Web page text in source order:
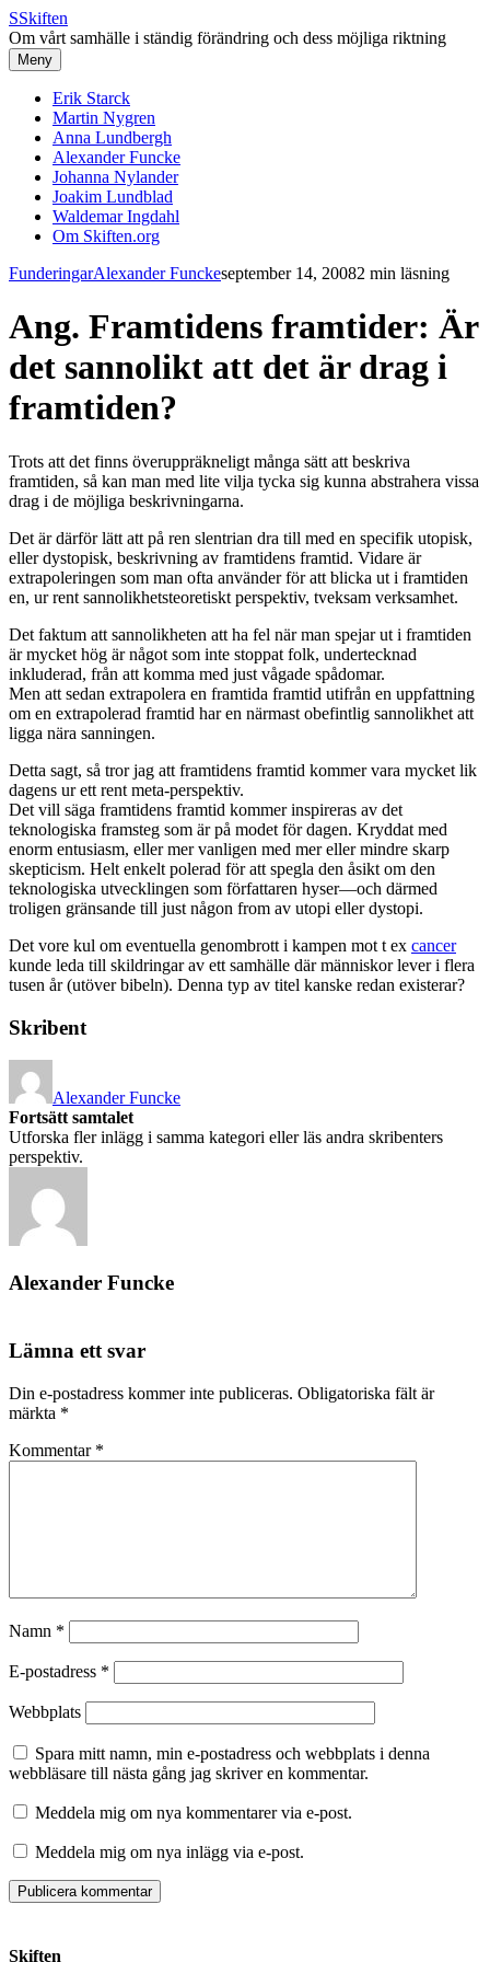
SSkiften
Om vårt samhälle i ständig förändring och dess möjliga riktning
Meny
Erik Starck
Martin Nygren
Anna Lundbergh
Alexander Funcke
Johanna Nylander
Joakim Lundblad
Waldemar Ingdahl
Om Skiften.org
FunderingarAlexander Funckeseptember 14, 20082 min läsning
Ang. Framtidens framtider: Är
det sannolikt att det är drag i
framtiden?
Trots att det finns överuppräkneligt många sätt att beskriva
framtiden, så kan man med lite vilja tycka sig kunna abstrahera vissa
drag i de möjliga beskrivningarna.
Det är därför lätt att på ren slentrian dra till med en specifik utopisk,
eller dystopisk, beskrivning av framtidens framtid. Vidare är
extrapoleringen som man ofta använder för att blicka ut i framtiden
en, ur rent sannolikhetsteoretiskt perspektiv, tveksam verksamhet.
Det faktum att sannolikheten att ha fel när man spejar ut i framtiden
är mycket hög är något som inte stoppat folk, undertecknad
inkluderad, från att komma med just vågade spådomar.
Men att sedan extrapolera en framtida framtid utifrån en uppfattning
om en extrapolerad framtid har en närmast obefintlig sannolikhet att
ligga nära sanningen.
Detta sagt, så tror jag att framtidens framtid kommer vara mycket lik
dagens ur ett rent meta-perspektiv.
Det vill säga framtidens framtid kommer inspireras av det
teknologiska framsteg som är på modet för dagen. Kryddat med
enorm entusiasm, eller mer vanligen med mer eller mindre skarp
skepticism. Helt enkelt polerad för att spegla den åsikt om den
teknologiska utvecklingen som författaren hyser—och därmed
troligen gränsande till just någon from av utopi eller dystopi.
Det vore kul om eventuella genombrott i kampen mot t ex cancer
kunde leda till skildringar av ett samhälle där människor lever i flera
tusen år (utöver bibeln). Denna typ av titel kanske redan existerar?
Skribent
Alexander Funcke
Fortsätt samtalet
Utforska fler inlägg i samma kategori eller läs andra skribenters
perspektiv.
Alexander Funcke
Lämna ett svar
Din e-postadress kommer inte publiceras. Obligatoriska fält är
märkta *
Kommentar *
Namn *
E-postadress *
Webbplats
Spara mitt namn, min e-postadress och webbplats i denna
webbläsare till nästa gång jag skriver en kommentar.
Meddela mig om nya kommentarer via e-post.
Meddela mig om nya inlägg via e-post.
Skiften